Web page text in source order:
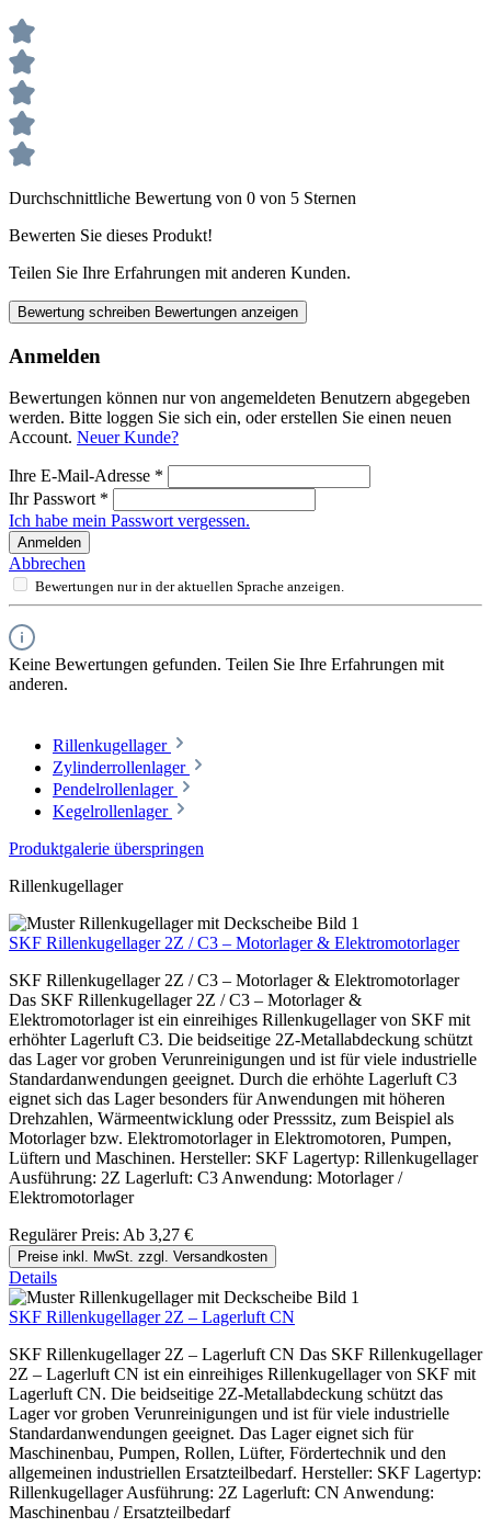
Durchschnittliche Bewertung von 0 von 5 Sternen
Bewerten Sie dieses Produkt!
Teilen Sie Ihre Erfahrungen mit anderen Kunden.
Bewertung schreiben Bewertungen anzeigen
Anmelden
Bewertungen können nur von angemeldeten Benutzern abgegeben
werden. Bitte loggen Sie sich ein, oder erstellen Sie einen neuen
Account. Neuer Kunde?
Ihre E-Mail-Adresse *
Ihr Passwort *
Ich habe mein Passwort vergessen.
Anmelden
Abbrechen
Bewertungen nur in der aktuellen Sprache anzeigen.
Keine Bewertungen gefunden. Teilen Sie Ihre Erfahrungen mit
anderen.
Rillenkugellager
Zylinderrollenlager
Pendelrollenlager
Kegelrollenlager
Produktgalerie überspringen
Rillenkugellager
SKF Rillenkugellager 2Z / C3 – Motorlager & Elektromotorlager
SKF Rillenkugellager 2Z / C3 – Motorlager & Elektromotorlager
Das SKF Rillenkugellager 2Z / C3 – Motorlager &
Elektromotorlager ist ein einreihiges Rillenkugellager von SKF mit
erhöhter Lagerluft C3. Die beidseitige 2Z-Metallabdeckung schützt
das Lager vor groben Verunreinigungen und ist für viele industrielle
Standardanwendungen geeignet. Durch die erhöhte Lagerluft C3
eignet sich das Lager besonders für Anwendungen mit höheren
Drehzahlen, Wärmeentwicklung oder Presssitz, zum Beispiel als
Motorlager bzw. Elektromotorlager in Elektromotoren, Pumpen,
Lüftern und Maschinen. Hersteller: SKF Lagertyp: Rillenkugellager
Ausführung: 2Z Lagerluft: C3 Anwendung: Motorlager /
Elektromotorlager
Regulärer Preis: Ab 3,27 €
Preise inkl. MwSt. zzgl. Versandkosten
Details
SKF Rillenkugellager 2Z – Lagerluft CN
SKF Rillenkugellager 2Z – Lagerluft CN Das SKF Rillenkugellager
2Z – Lagerluft CN ist ein einreihiges Rillenkugellager von SKF mit
Lagerluft CN. Die beidseitige 2Z-Metallabdeckung schützt das
Lager vor groben Verunreinigungen und ist für viele industrielle
Standardanwendungen geeignet. Das Lager eignet sich für
Maschinenbau, Pumpen, Rollen, Lüfter, Fördertechnik und den
allgemeinen industriellen Ersatzteilbedarf. Hersteller: SKF Lagertyp:
Rillenkugellager Ausführung: 2Z Lagerluft: CN Anwendung:
Maschinenbau / Ersatzteilbedarf